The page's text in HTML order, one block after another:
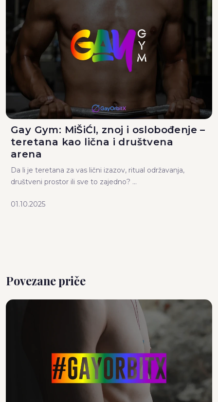
Gay Gym: MiŠiĆI, znoj i oslobođenje –
teretana kao lična i društvena
arena
Da li je teretana za vas lični izazov, ritual održavanja,
društveni prostor ili sve to zajedno? ...
01.10.2025
Povezane priče